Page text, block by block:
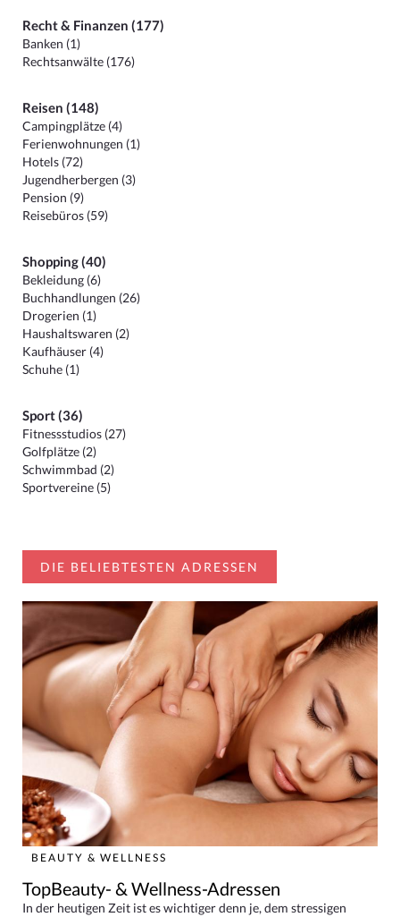
Recht & Finanzen (177)
Banken (1)
Rechtsanwälte (176)
Reisen (148)
Campingplätze (4)
Ferienwohnungen (1)
Hotels (72)
Jugendherbergen (3)
Pension (9)
Reisebüros (59)
Shopping (40)
Bekleidung (6)
Buchhandlungen (26)
Drogerien (1)
Haushaltswaren (2)
Kaufhäuser (4)
Schuhe (1)
Sport (36)
Fitnessstudios (27)
Golfplätze (2)
Schwimmbad (2)
Sportvereine (5)
DIE BELIEBTESTEN ADRESSEN
BEAUTY & WELLNESS
TopBeauty- & Wellness-Adressen
In der heutigen Zeit ist es wichtiger denn je, dem stressigen